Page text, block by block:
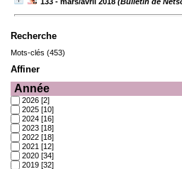
Recherche
Mots-clés (453)
Affiner
Année
2026 [2]
2025 [10]
2024 [16]
2023 [18]
2022 [18]
2021 [12]
2020 [34]
2019 [32]